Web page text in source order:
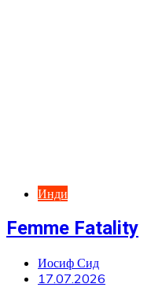
Инди
Femme Fatality
Иосиф Сид
17.07.2026